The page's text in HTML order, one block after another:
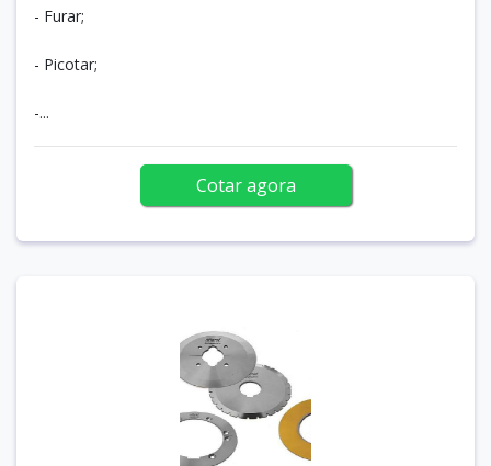
- Furar;
- Picotar;
-...
Cotar agora